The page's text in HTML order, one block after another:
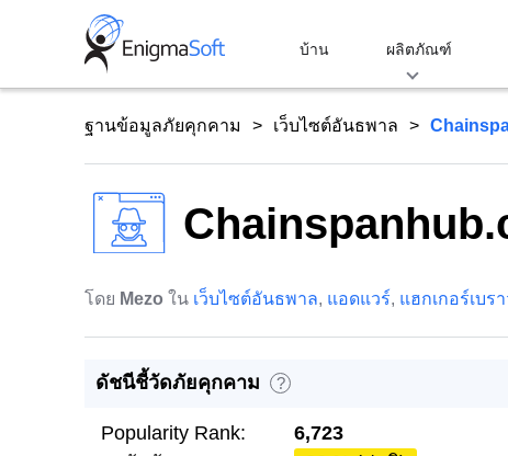
บ้าน ผลิตภัณฑ์
ฐานข้อมูลภัยคุกคาม เว็บไซต์อันธพาล
โดย Mezo ใน เว็บไซต์อันธพาล, แอดแวร์, แฮกเกอร์เบร
ดัชนีชี้วัดภัยคุกคาม ?
Popularity Rank:
6,723